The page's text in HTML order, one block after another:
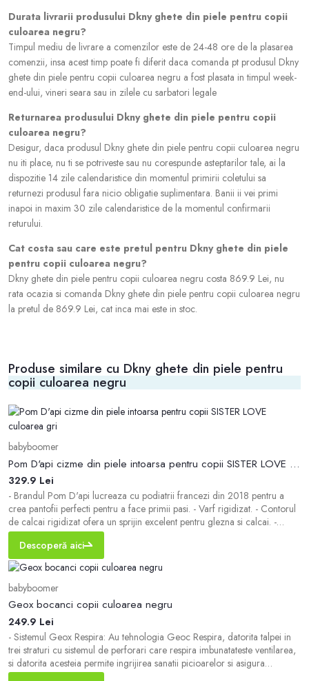
Durata livrarii produsului Dkny ghete din piele pentru copii
culoarea negru?
Timpul mediu de livrare a comenzilor este de 24-48 ore de la plasarea
comenzii, insa acest timp poate fi diferit daca comanda pt produsul Dkny
ghete din piele pentru copii culoarea negru a fost plasata in timpul week-
end-ului, vineri seara sau in zilele cu sarbatori legale
Returnarea produsului Dkny ghete din piele pentru copii
culoarea negru?
Desigur, daca produsul Dkny ghete din piele pentru copii culoarea negru
nu iti place, nu ti se potriveste sau nu corespunde asteptarilor tale, ai la
dispozitie 14 zile calendaristice din momentul primirii coletului sa
returnezi produsul fara nicio obligatie suplimentara. Banii ii vei primi
inapoi in maxim 30 zile calendaristice de la momentul confirmarii
returului.
Cat costa sau care este pretul pentru Dkny ghete din piele
pentru copii culoarea negru?
Dkny ghete din piele pentru copii culoarea negru costa 869.9 Lei, nu
rata ocazia si comanda Dkny ghete din piele pentru copii culoarea negru
la pretul de 869.9 Lei, cat inca mai este in stoc.
Produse similare cu Dkny ghete din piele pentru
copii culoarea negru
babyboomer
Pom D'api cizme din piele intoarsa pentru copii SISTER LOVE culoarea gri
329.9 Lei
- Brandul Pom D'api lucreaza cu podiatrii francezi din 2018 pentru a
crea pantofii perfecti pentru a face primii pasi. - Varf rigidizat. - Contorul
de calcai rigidizat ofera un sprijin excelent pentru glezna si calcai. -
Inchidere cu fermoar lateral si cu velcro. - Talpa exterioara din cauciuc
este durabila si rezistenta la deteriorare. - Brantul din piele este c
Descoperă aici
babyboomer
Geox bocanci copii culoarea negru
249.9 Lei
- Sistemul Geox Respira: Au tehnologia Geoc Respira, datorita talpei in
trei straturi cu sistemul de perforari care respira imbunatateste ventilarea,
si datorita acesteia permite ingrijirea sanatii picioarelor si asigura
confortul folosirii incaltamintei. - Bucla de la spate usureaza alunecarea